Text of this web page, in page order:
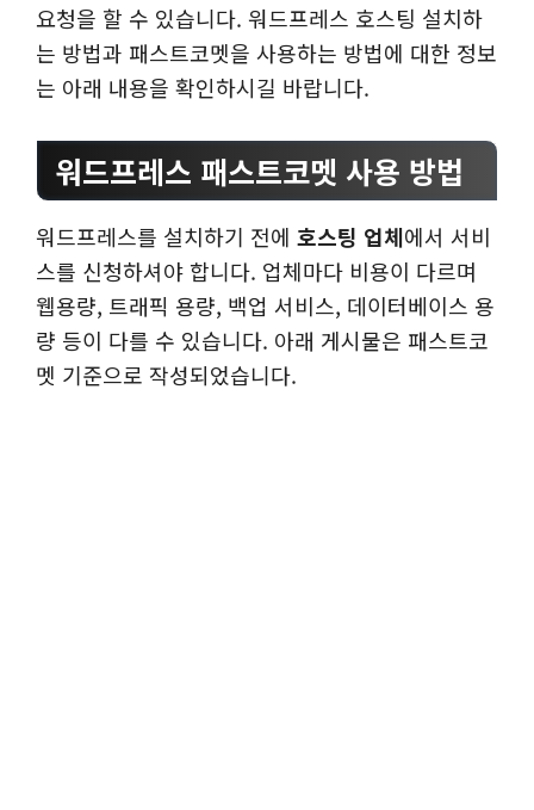
요청을 할 수 있습니다. 워드프레스 호스팅 설치하
는 방법과 패스트코멧을 사용하는 방법에 대한 정보
는 아래 내용을 확인하시길 바랍니다.
워드프레스 패스트코멧 사용 방법
워드프레스를 설치하기 전에 호스팅 업체에서 서비
스를 신청하셔야 합니다. 업체마다 비용이 다르며
웹용량, 트래픽 용량, 백업 서비스, 데이터베이스 용
량 등이 다를 수 있습니다. 아래 게시물은 패스트코
멧 기준으로 작성되었습니다.